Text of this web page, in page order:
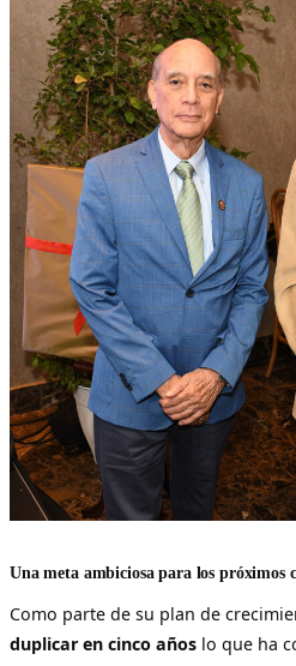
Una meta ambiciosa para los próximos
Como parte de su plan de
duplicar en cinco años lo que ha